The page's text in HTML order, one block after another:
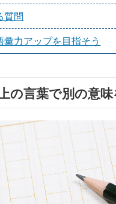
質問
力アップを目指そう
の言葉で別の意味